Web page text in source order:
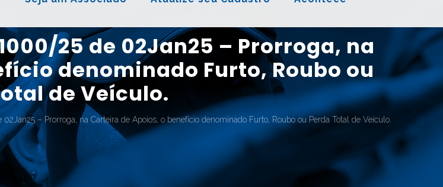
25 de 02Jan25 – Prorroga, na
denominado Furto, Roubo ou
de Veículo.
– Prorroga, na Carteira de Apoios, o benefício denominado Furto, Roubo ou Perda Total de Veículo.